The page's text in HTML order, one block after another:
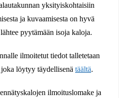
yksityiskohtaisiin
ja kuvaamisesta on hyvä
pyytämään isoja kaloja.
ilmoitetut tiedot talletetaan
löytyy täydellisenä täältä.
ilmoituslomake ja